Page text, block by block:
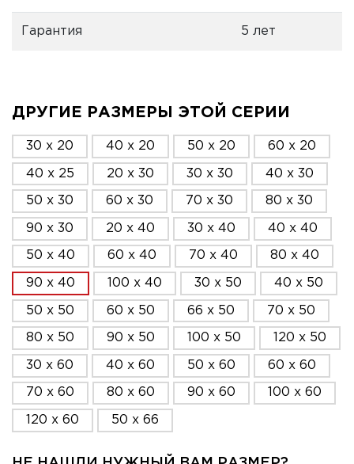
Гарантия 5 лет
ДРУГИЕ РАЗМЕРЫ ЭТОЙ СЕРИИ
30 x 20 40 x 20 50 x 20 60 x 20
40 x 25 20 x 30 30 x 30 40 x 30
50 x 30 60 x 30 70 x 30 80 x 30
90 x 30 20 x 40 30 x 40 40 x 40
50 x 40 60 x 40 70 x 40 80 x 40
90 x 40 100 x 40 30 x 50 40 x 50
50 x 50 60 x 50 66 x 50 70 x 50
80 x 50 90 x 50 100 x 50 120 x 50
30 x 60 40 x 60 50 x 60 60 x 60
70 x 60 80 x 60 90 x 60 100 x 60
120 x 60 50 x 66